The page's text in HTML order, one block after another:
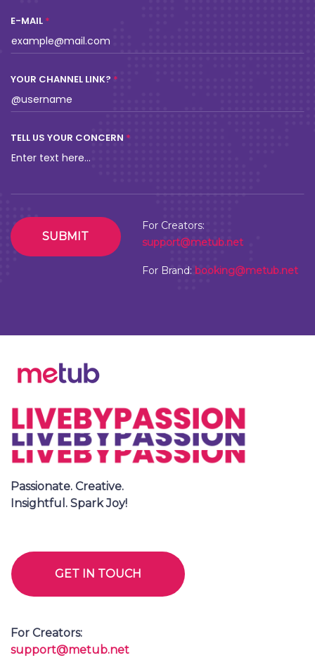
E-MAIL
YOUR CHANNEL LINK?
TELL US YOUR CONCERN
SUBMIT
For Creators:
support@metub.net
For Brand: booking@metub.net
Passionate. Creative.
Insightful. Spark Joy!
GET IN TOUCH
For Creators:
support@metub.net